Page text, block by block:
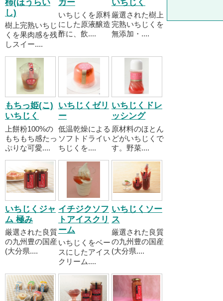
柿(ほうらい
し)
樹上完熟いちじ
くを果肉感を残
しスイー....
ガー
いちじくを原料
にした原液醸造
酢に、飲....
いちじく
厳選された樹上
完熟いちじくを
無添加・....
もちっ姫(こ)
いちじく
上餅粉100%の
もちもち感たっ
ぷりな可愛....
いちじくゼリ
ー
低温乾燥による
ソフトドライい
ちじくを....
いちじくドレ
ッシング
原材料のほとん
どがいちじくで
す。野菜....
いちじくジャ
ム 極み
厳選された良質
の九州豊の国産
(大分県....
イチジクソフ
トアイスクリ
ーム
いちじくをベー
スにしたアイス
クリーム....
いちじくソー
ス
厳選された良質
の九州豊の国産
(大分県....